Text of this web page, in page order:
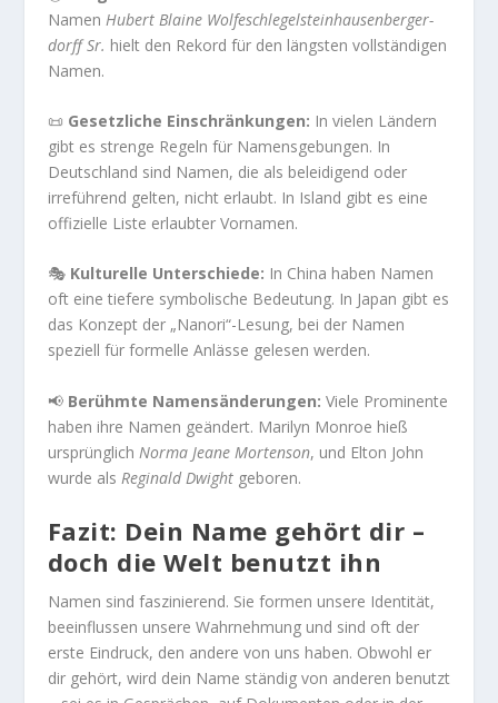
Namen Hubert Blaine Wolfe­schlegel­stein­hausen­berger­
dorff Sr. hielt den Rekord für den längsten vollständigen
Namen.
📜 Gesetzliche Einschränkungen: In vielen Ländern
gibt es strenge Regeln für Namensgebungen. In
Deutschland sind Namen, die als beleidigend oder
irreführend gelten, nicht erlaubt. In Island gibt es eine
offizielle Liste erlaubter Vornamen.
🎭 Kulturelle Unterschiede: In China haben Namen
oft eine tiefere symbolische Bedeutung. In Japan gibt es
das Konzept der „Nanori“-Lesung, bei der Namen
speziell für formelle Anlässe gelesen werden.
📢 Berühmte Namensänderungen: Viele Prominente
haben ihre Namen geändert. Marilyn Monroe hieß
ursprünglich Norma Jeane Mortenson, und Elton John
wurde als Reginald Dwightgeboren.
Fazit: Dein Name gehört dir –
doch die Welt benutzt ihn
Namen sind faszinierend. Sie formen unsere Identität,
beeinflussen unsere Wahrnehmung und sind oft der
erste Eindruck, den andere von uns haben. Obwohl er
dir gehört, wird dein Name ständig von anderen benutzt